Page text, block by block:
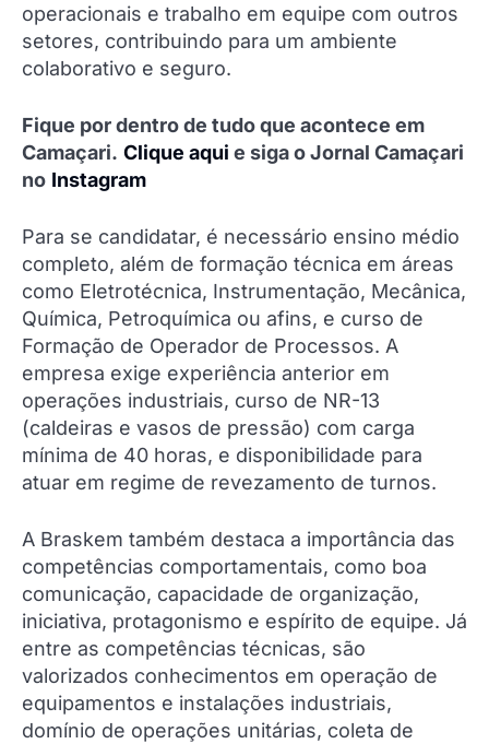
operacionais e trabalho em equipe com outros
setores, contribuindo para um ambiente
colaborativo e seguro.
Fique por dentro de tudo que acontece em
Camaçari. Clique aqui e siga o Jornal Camaçari
no Instagram
Para se candidatar, é necessário ensino médio
completo, além de formação técnica em áreas
como Eletrotécnica, Instrumentação, Mecânica,
Química, Petroquímica ou afins, e curso de
Formação de Operador de Processos. A
empresa exige experiência anterior em
operações industriais, curso de NR-13
(caldeiras e vasos de pressão) com carga
mínima de 40 horas, e disponibilidade para
atuar em regime de revezamento de turnos.
A Braskem também destaca a importância das
competências comportamentais, como boa
comunicação, capacidade de organização,
iniciativa, protagonismo e espírito de equipe. Já
entre as competências técnicas, são
valorizados conhecimentos em operação de
equipamentos e instalações industriais,
domínio de operações unitárias, coleta de